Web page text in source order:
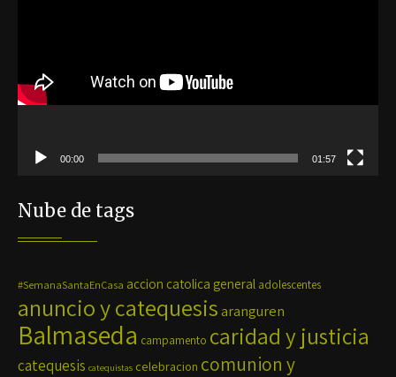
00:00 01:57
Nube de tags
#SemanaSantaEnCasa accion catolica general adolescentes
anuncio y catequesis aranguren
Balmaseda campamento caridad y justicia
catequesis catequistas celebracion comunion y